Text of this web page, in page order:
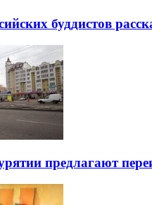
буддистов
предлагают